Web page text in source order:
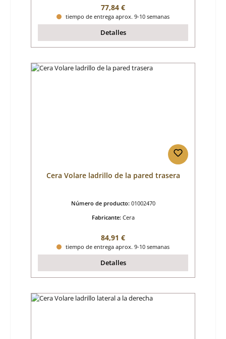
Precio normal:
77,84 €
tiempo de entrega aprox. 9-10 semanas
Detalles
Cera Volare ladrillo de la pared trasera
Número de producto: 01002470
Fabricante: Cera
Precio normal:
84,91 €
tiempo de entrega aprox. 9-10 semanas
Detalles